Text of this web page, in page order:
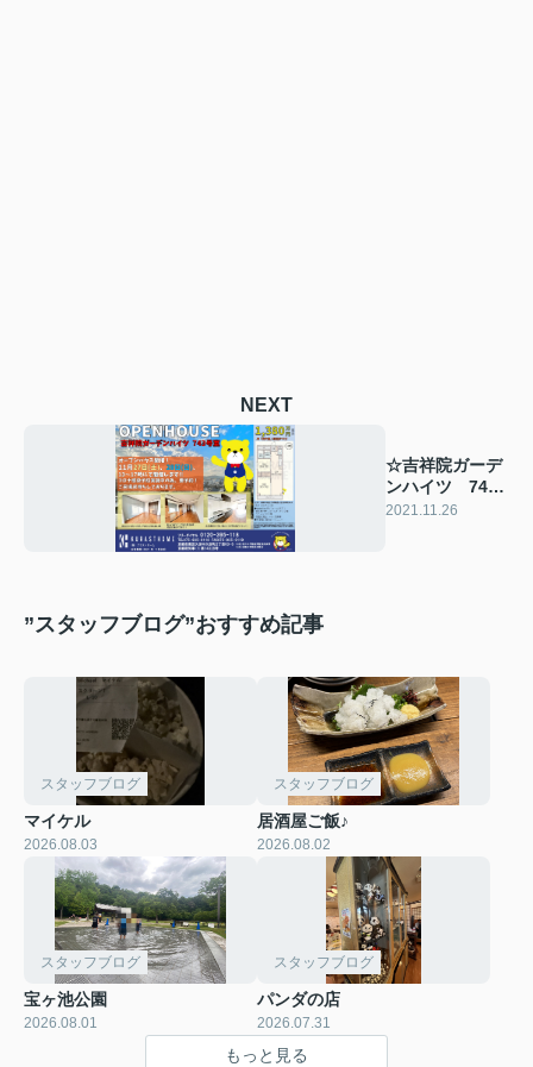
NEXT
☆吉祥院ガーデ
ンハイツ 743
号 11月27日
2021.11.26
”スタッフブログ”おすすめ記事
スタッフブログ
マイケル
2026.08.03
スタッフブログ
居酒屋ご飯♪
2026.08.02
スタッフブログ
宝ヶ池公園
2026.08.01
スタッフブログ
パンダの店
2026.07.31
もっと見る